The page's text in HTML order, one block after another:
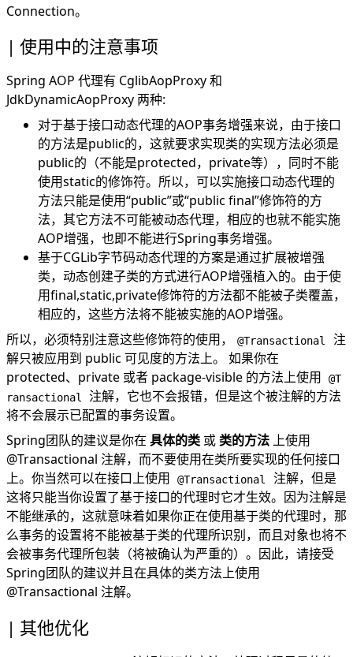
Connection。
使用中的注意事项
Spring AOP 代理有 CglibAopProxy 和
JdkDynamicAopProxy 两种:
对于基于接口动态代理的AOP事务增强来说，由于接口
的方法是public的，这就要求实现类的实现方法必须是
public的（不能是protected，private等），同时不能
使用static的修饰符。所以，可以实施接口动态代理的
方法只能是使用“public”或“public final”修饰符的方
法，其它方法不可能被动态代理，相应的也就不能实施
AOP增强，也即不能进行Spring事务增强。
基于CGLib字节码动态代理的方案是通过扩展被增强
类，动态创建子类的方式进行AOP增强植入的。由于使
用final,static,private修饰符的方法都不能被子类覆盖，
相应的，这些方法将不能被实施的AOP增强。
所以，必须特别注意这些修饰符的使用，
@Transactional
注
解只被应用到 public 可见度的方法上。 如果你在
protected、private 或者 package-visible 的方法上使用
@T
ransactional
注解，它也不会报错，但是这个被注解的方法
将不会展示已配置的事务设置。
Spring团队的建议是你在 具体的类 或类的方法 上使用
@Transactional 注解，而不要使用在类所要实现的任何接口
上。你当然可以在接口上使用
@Transactional
注解，但是
这将只能当你设置了基于接口的代理时它才生效。因为注解是
不能继承的，这就意味着如果你正在使用基于类的代理时，那
么事务的设置将不能被基于类的代理所识别，而且对象也将不
会被事务代理所包装（将被确认为严重的）。因此，请接受
Spring团队的建议并且在具体的类方法上使用
@Transactional 注解。
其他优化